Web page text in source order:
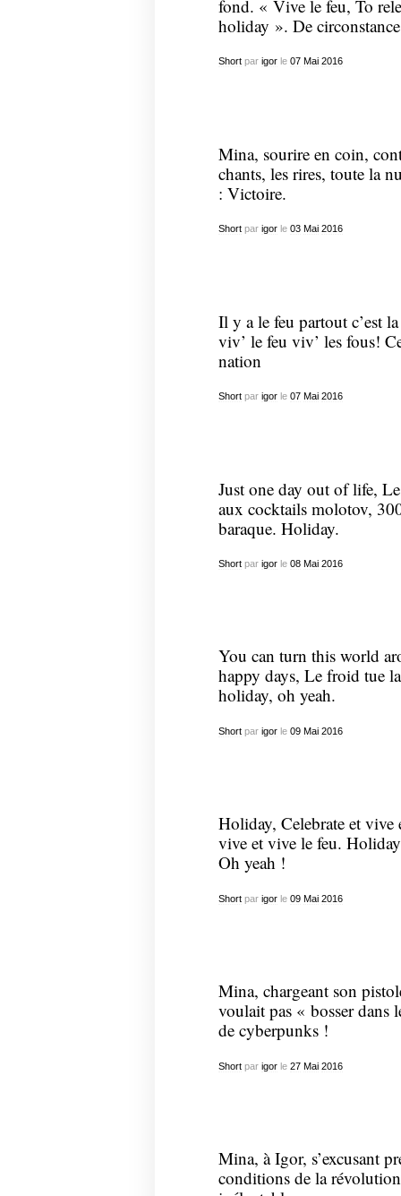
fond. « Vive le feu, To
holiday ». De
Shortpar igorle 07 Mai 2016
Mina, sourire en coin,
chants, les rires, toute la
: Victoire.
Shortpar igorle 03 Mai 2016
Il y a le feu partout c’est
viv’ le feu viv’ les fous!
nation
Shortpar igorle 07 Mai 2016
Just one day out of life,
aux cocktails molotov,
baraque. Holiday.
Shortpar igorle 08 Mai 2016
You can turn this world
happy days, Le froid tue
holiday, oh yeah.
Shortpar igorle 09 Mai 2016
Holiday, Celebrate et
vive et vive le feu.
Oh yeah !
Shortpar igorle 09 Mai 2016
Mina, chargeant son
voulait pas « bosser dans
de cyberpunks !
Shortpar igorle 27 Mai 2016
Mina, à Igor, s’excusant
conditions de la